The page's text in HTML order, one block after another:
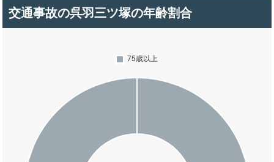
交通事故の呉羽三ツ塚の年齢割合